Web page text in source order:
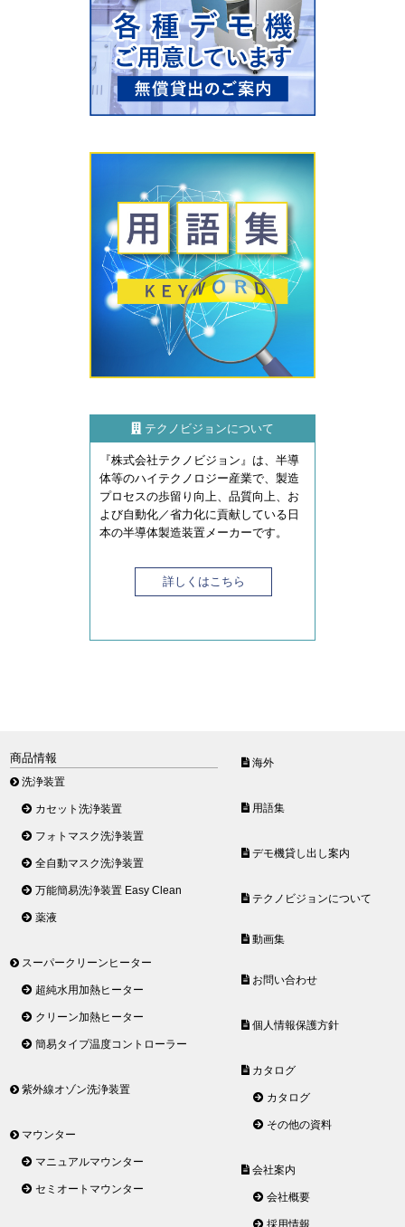
テクノビジョンについて
『株式会社テクノビジョン』は、半導
体等のハイテクノロジー産業で、製造
プロセスの歩留り向上、品質向上、お
よび自動化／省力化に貢献している日
本の半導体製造装置メーカーです。
詳しくはこちら
商品情報
洗浄装置
カセット洗浄装置
フォトマスク洗浄装置
全自動マスク洗浄装置
万能簡易洗浄装置 Easy Clean
薬液
スーパークリーンヒーター
超純水用加熱ヒーター
クリーン加熱ヒーター
簡易タイプ温度コントローラー
紫外線オゾン洗浄装置
マウンター
マニュアルマウンター
セミオートマウンター
海外
用語集
デモ機貸し出し案内
テクノビジョンについて
動画集
お問い合わせ
個人情報保護方針
カタログ
カタログ
その他の資料
会社案内
会社概要
採用情報